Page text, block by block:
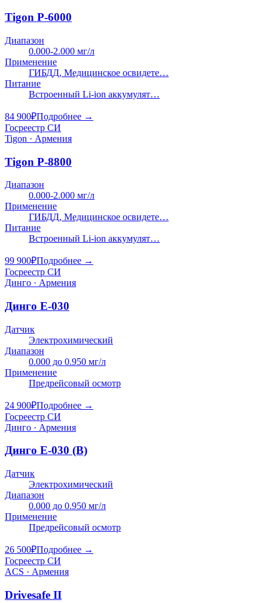
Tigon P-6000
Диапазон
0.000-2.000 мг/л
Применение
ГИБДД, Медицинское освидете…
Питание
Встроенный Li-ion аккумулят…
84 900₽Подробнее →
Госреестр СИ
Tigon · Армения
Tigon P-8800
Диапазон
0.000-2.000 мг/л
Применение
ГИБДД, Медицинское освидете…
Питание
Встроенный Li-ion аккумулят…
99 900₽Подробнее →
Госреестр СИ
Динго · Армения
Динго Е-030
Датчик
Электрохимический
Диапазон
0.000 до 0.950 мг/л
Применение
Предрейсовый осмотр
24 900₽Подробнее →
Госреестр СИ
Динго · Армения
Динго Е-030 (B)
Датчик
Электрохимический
Диапазон
0.000 до 0.950 мг/л
Применение
Предрейсовый осмотр
26 500₽Подробнее →
Госреестр СИ
ACS · Армения
Drivesafe II